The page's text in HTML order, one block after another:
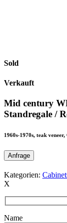
Sold
Verkauft
Mid century
Standregale /
1960s-1970s, teak
Anfrage
Kategorien:
X
Name